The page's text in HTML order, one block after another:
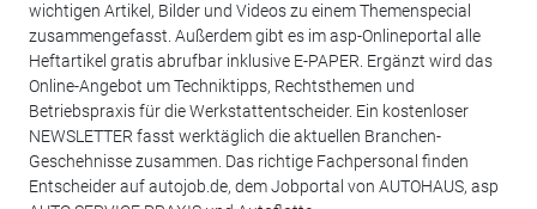
wichtigen Artikel, Bilder und Videos zu einem Themenspecial
zusammengefasst. Außerdem gibt es im asp-Onlineportal alle
Heftartikel gratis abrufbar inklusive E-PAPER. Ergänzt wird das
Online-Angebot um Techniktipps, Rechtsthemen und
Betriebspraxis für die Werkstattentscheider. Ein kostenloser
NEWSLETTER fasst werktäglich die aktuellen Branchen-
Geschehnisse zusammen. Das richtige Fachpersonal finden
Entscheider auf autojob.de, dem Jobportal von AUTOHAUS, asp